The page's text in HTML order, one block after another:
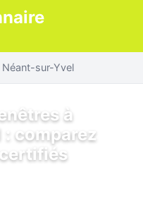
Néant-sur-Yvel
à
comparez